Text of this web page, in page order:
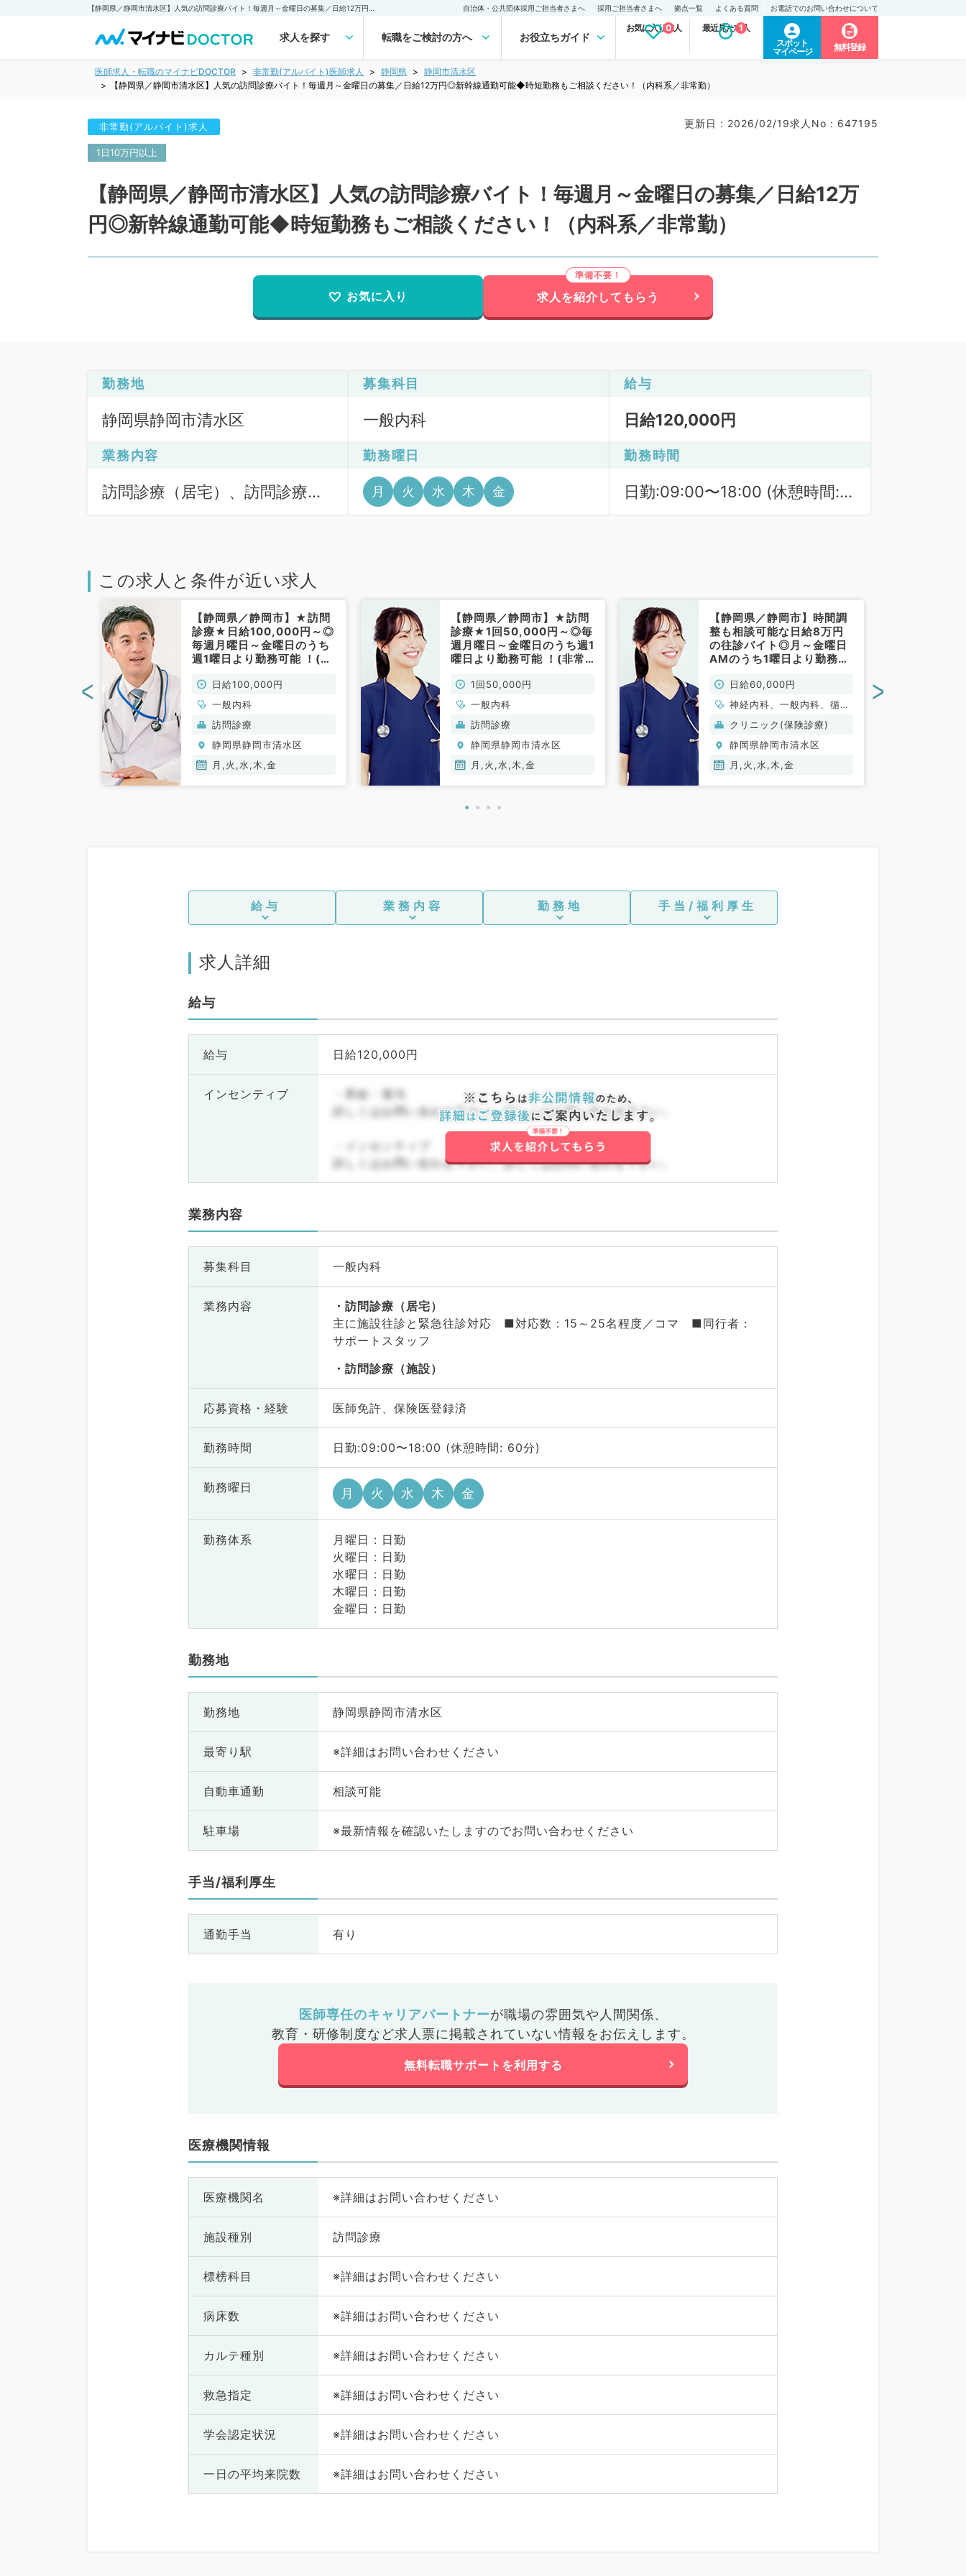
自治体・公共団体採用ご担当者さまへ 採用ご担当者さまへ 拠点一覧 よくある質問 お電話でのお問い合わせについて
求人を探す 転職をご検討の方へ お役立ちガイド
お気に入り求人
0 最近見た求人
1
スポット
マイページ
無料登録
医師求人・転職のマイナビDOCTOR 非常勤(アルバイト)医師求人 静岡県
静岡市清水区
【静岡県／静岡市清水区】人気の訪問診療バイト！毎週月～金曜日の募集／日給12万円◎新幹線通勤可能◆時短勤務もご相談ください！（内科系／非常勤）
非常勤(アルバイト)求人 更新日 : 2026/02/19求人No : 647195
1日10万円以上
【静岡県／静岡市清水区】人気の訪問診療バイト！毎週月～金曜日の募集／日給12万
円◎新幹線通勤可能◆時短勤務もご相談ください！（内科系／非常勤）
お気に入り 求人を紹介してもらう
勤務地
静岡県静岡市清水区
募集科目
一般内科
給与
日給120,000円
業務内容
訪問診療（居宅）、訪問診療
勤務曜日
月 火 水 木 金
勤務時間
日勤:09:00〜18:00 (休憩時間:
この求人と条件が近い求人
【静岡県／静岡市】★訪問
診療★日給100,000円～◎
毎週月曜日～金曜日のうち
週1曜日より勤務可能 ！(非
日給100,000円
一般内科
訪問診療
静岡県静岡市清水区
月,火,水,木,金
【静岡県／静岡市】★訪問
診療★1回50,000円～◎毎
週月曜日～金曜日のうち週1
曜日より勤務可能 ！(非常
1回50,000円
一般内科
訪問診療
静岡県静岡市清水区
月,火,水,木,金
【静岡県／静岡市】時間調
整も相談可能な日給8万円
の往診バイト◎月～金曜日
AMのうち1曜日より勤務可
日給60,000円
神経内科、一般内科、循環
器内科、呼吸器内科、消化
器内科、内分泌・代謝内
科、腎臓内科、老年内科、
血液内科
クリニック(保険診療)
静岡県静岡市清水区
月,火,水,木,金
< >
給与 業務内容 勤務地 手当/福利厚生
求人詳細
給与
給与 日給120,000円
インセンティブ
・昇給・賞与
詳しくはお問い合わせ下さい。詳しくはお問い合わせ下さい。
・インセンティブ
詳しくはお問い合わせ下さい。詳しくはお問い合わせ下さい。
業務内容
募集科目 一般内科
業務内容
訪問診療（居宅）
主に施設往診と緊急往診対応 ■対応数：15～25名程度／コマ ■同行者：
サポートスタッフ
訪問診療（施設）
応募資格・ 経験 医師免許、保険医登録済
勤務時間 日勤:09:00〜18:00 (休憩時間: 60分)
勤務曜日 月 火 水 木 金
勤務体系
月曜日 : 日勤
火曜日 : 日勤
水曜日 : 日勤
木曜日 : 日勤
金曜日 : 日勤
勤務地
勤務地 静岡県静岡市清水区
最寄り駅 ※詳細はお問い合わせください
自動車通勤 相談可能
駐車場 ※最新情報を確認いたしますのでお問い合わせください
手当/福利厚生
通勤手当 有り
医師専任のキャリアパートナーが職場の雰囲気や人間関係、
教育・研修制度など求人票に掲載されていない情報をお伝えします。
無料転職サポートを利用する
医療機関情報
医療機関名 ※詳細はお問い合わせください
施設種別 訪問診療
標榜科目 ※詳細はお問い合わせください
病床数 ※詳細はお問い合わせください
カルテ種別 ※詳細はお問い合わせください
救急指定 ※詳細はお問い合わせください
学会認定状況 ※詳細はお問い合わせください
一日の平均来院数 ※詳細はお問い合わせください